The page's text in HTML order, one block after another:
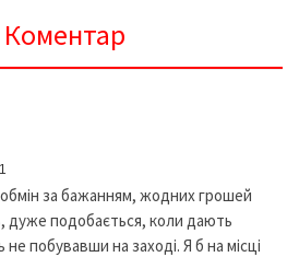
Коментар
за бажанням, жодних грошей
дуже подобається, коли дають
не побувавши на заході. Я б на місці